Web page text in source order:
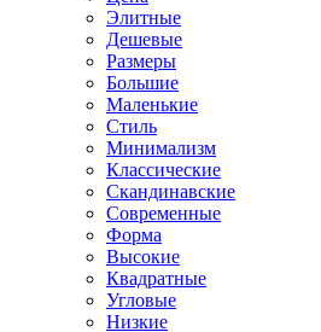
Элитные
Дешевые
Размеры
Большие
Маленькие
Стиль
Минимализм
Классические
Скандинавские
Современные
Форма
Высокие
Квадратные
Угловые
Низкие